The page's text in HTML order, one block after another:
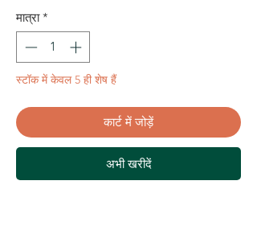
मात्रा *
स्टॉक में केवल 5 ही शेष हैं
कार्ट में जोड़ें
अभी खरीदें